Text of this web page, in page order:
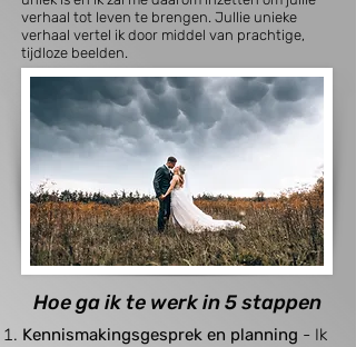
verhaal tot leven te brengen. Jullie unieke
verhaal vertel ik door middel van prachtige,
tijdloze beelden.
Hoe ga ik te werk in 5 stappen
Kennismakingsgesprek en planning - Ik